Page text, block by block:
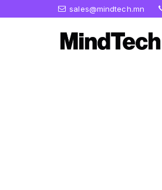
sales@mindtech.mn